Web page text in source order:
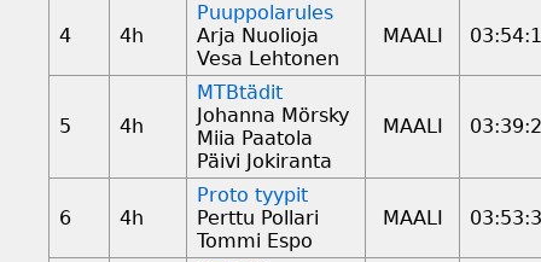
4 4h
Puuppolarules
Arja Nuolioja
Vesa Lehtonen
MAALI
5 4h
MTBtädit
Johanna Mörsky
Miia Paatola
Päivi Jokiranta
MAALI
6 4h
Proto tyypit
Perttu Pollari
Tommi Espo
MAALI